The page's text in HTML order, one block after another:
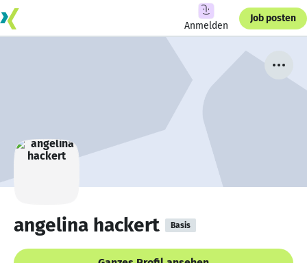
Anmelden
Job posten
angelina hackert Basis